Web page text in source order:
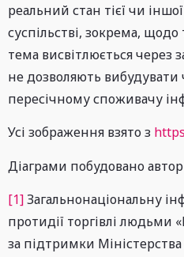
реальний стан тієї чи
суспільстві, зокрема,
тема висвітлюється через
не дозволяють
пересічному споживачу
Усі зображення взято з
Діаграми побудовано
[1]Загальнонаціональну
протидії торгівлі людьми
за підтримки